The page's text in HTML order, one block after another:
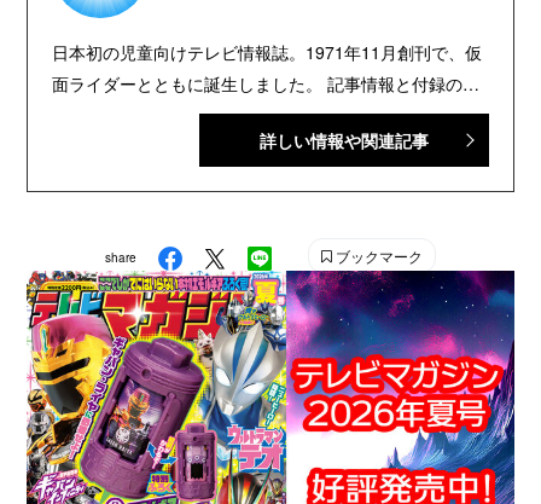
日本初の児童向けテレビ情報誌。1971年11月創刊で、仮
面ライダーとともに誕生しました。 記事情報と付録の詳
細は、YouTubeの『テレビマガジン 公式動画チャンネ
ル』で配信中。講談社発行の幼年・児童・少年・少女向
Instagram：＠tele_maga
詳しい情報や関連記事
share ブックマーク